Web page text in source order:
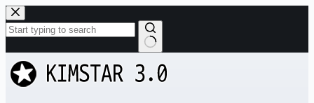
본
문
으
로
건
너
과
없